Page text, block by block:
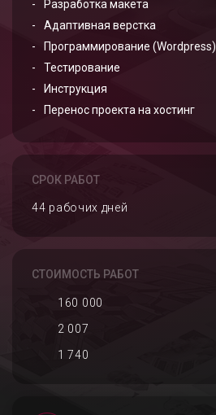
Разработка макета
Адаптивная верстка
Программирование (Wordpress)
Тестирование
Инструкция
Перенос проекта на хостинг
СРОК РАБОТ
44 рабочих дней
СТОИМОСТЬ РАБОТ
160 000
2 007
1 740